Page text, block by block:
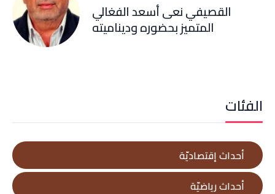
القصيفي نعى أسعد الفغالي
المتميز بحضوره وديناميته
الفئات
أحداث إقتصاديّة
أحداث رياضيّة